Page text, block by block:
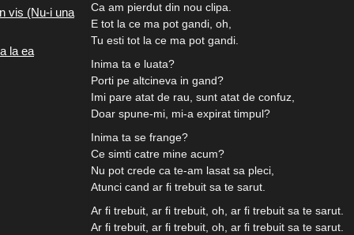
Ca am pierdut din nou clipa.
E tot la ce ma pot gandi, oh,
Tu esti tot la ce ma pot gandi.
Inima ta e luata?
Porti pe altcineva in gand?
Imi pare atat de rau, sunt atat de confuz,
Doar spune-mi, mi-a expirat timpul?
Inima ta se frange?
Ce simti catre mine acum?
Nu pot crede ca te-am lasat sa pleci,
Atunci cand ar fi trebuit sa te sarut.
Ar fi trebuit, ar fi trebuit, oh, ar fi trebuit sa te sarut.
Ar fi trebuit, ar fi trebuit, oh, ar fi trebuit sa te sarut.
vis (Nu-i una
la ea